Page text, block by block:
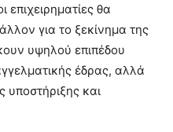
θα
για το ξεκίνημα της
υψηλού επιπέδου
έδρας, αλλά
υποστήριξης και